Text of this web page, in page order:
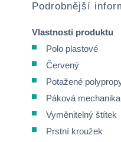
Podrobnější
Vlastnosti produktu
Polo plastové
Červený
Potažené
Páková mechanika
Vyměnitelný štítek
Prstní kroužek